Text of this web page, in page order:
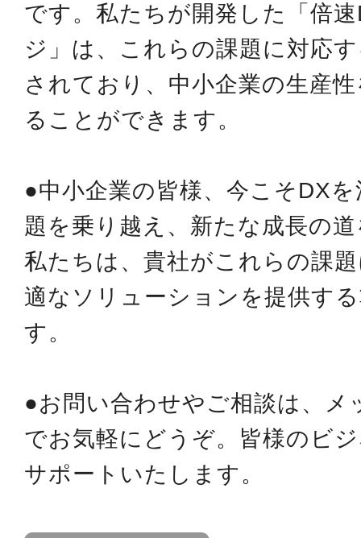
です。私たちが開発した「倍
ジ」は、これらの課題に対応
されており、中小企業の生産
ることができます。
●中小企業の皆様、今こそDX
題を乗り越え、新たな成長の
私たちは、貴社がこれらの課
適なソリューションを提供す
す。
●お問い合わせやご相談は、メ
でお気軽にどうぞ。皆様のビ
サポートいたします。